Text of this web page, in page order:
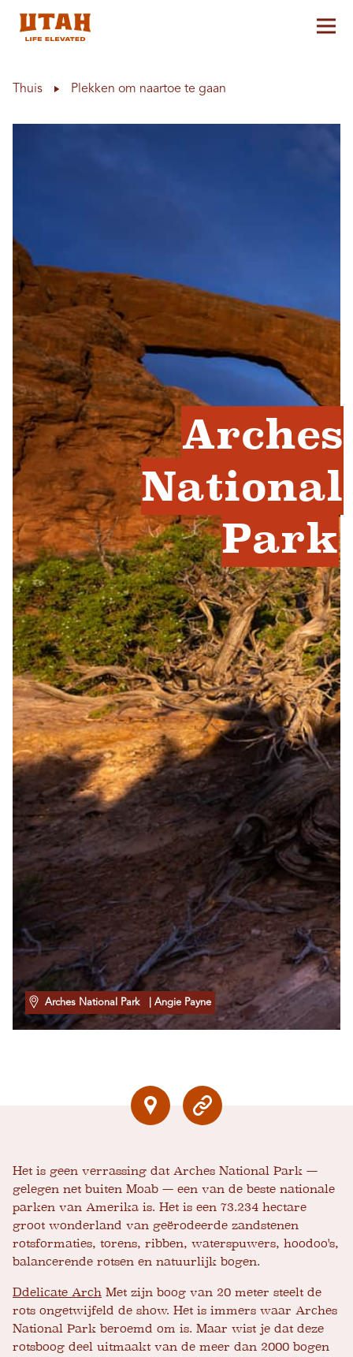
Thuis Plekken om naartoe te gaan
Arches
National
Park
Arches National Park | Angie Payne
Het is geen verrassing dat Arches National Park —
gelegen net buiten Moab — een van de beste nationale
parken van Amerika is. Het is een 73.234 hectare
groot wonderland van geërodeerde zandstenen
rotsformaties, torens, ribben, waterspuwers, hoodoo's,
balancerende rotsen en natuurlijk bogen.
Ddelicate Arch Met zijn boog van 20 meter steelt de
rots ongetwijfeld de show. Het is immers waar Arches
National Park beroemd om is. Maar wist je dat deze
rotsboog deel uitmaakt van de meer dan 2000 bogen